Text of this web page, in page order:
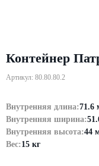
Контейнер
Артикул: 80.80.80.2
Внутренняя длина:71.6
Внутренняя ширина:
Внутренняя высота:44
Вес:15 кг